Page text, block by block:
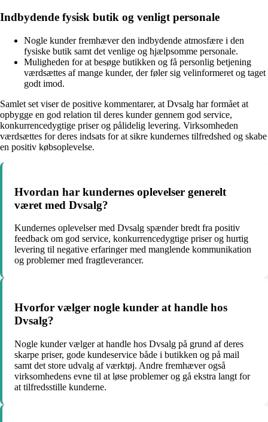
Indbydende fysisk butik og venligt personale
Nogle kunder fremhæver den indbydende atmosfære i den
fysiske butik samt det venlige og hjælpsomme personale.
Muligheden for at besøge butikken og få personlig betjening
værdsættes af mange kunder, der føler sig velinformeret og taget
godt imod.
Samlet set viser de positive kommentarer, at Dvsalg har formået at
opbygge en god relation til deres kunder gennem god service,
konkurrencedygtige priser og pålidelig levering. Virksomheden
værdsættes for deres indsats for at sikre kundernes tilfredshed og skabe
en positiv købsoplevelse.
Hvordan har kundernes oplevelser generelt
været med Dvsalg?
Kundernes oplevelser med Dvsalg spænder bredt fra positiv
feedback om god service, konkurrencedygtige priser og hurtig
levering til negative erfaringer med manglende kommunikation
og problemer med fragtleverancer.
Hvorfor vælger nogle kunder at handle hos
Dvsalg?
Nogle kunder vælger at handle hos Dvsalg på grund af deres
skarpe priser, gode kundeservice både i butikken og på mail
samt det store udvalg af værktøj. Andre fremhæver også
virksomhedens evne til at løse problemer og gå ekstra langt for
at tilfredsstille kunderne.